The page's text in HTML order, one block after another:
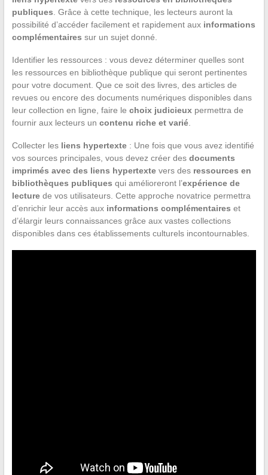
publiques . Grâce à cette technique, les lecteurs auront la
possibilité d’accéder facilement et rapidement aux informations
complémentaires sur un sujet donné.
Identifier les ressources : vous devez déterminer quelles sont
les ressources en bibliothèque publique qui seront pertinentes
pour votre document. Que ce soit des livres, des articles de
revues ou encore des documents numériques disponibles dans
leur collection en ligne, faire le choix judicieuxpermettra de
fournir aux lecteurs un contenu riche et varié.
Collecter les liens hypertexte: Une fois que vous avez identifié
vos sources principales, vous devez créer des documents
imprimés avec des liens hypertextevers des ressources en
bibliothèques publiques qui amélioreront l’expérience de
lecturede vos utilisateurs. Cette approche novatrice permettra
d’enrichir leur accès aux informations complémentaires et
d’élargir leurs connaissances grâce aux vastes collections
disponibles dans ces établissements culturels incontournables.